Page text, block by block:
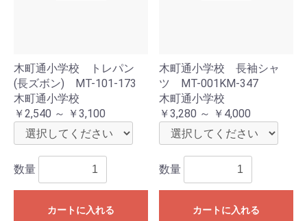
木町通小学校 トレパン
(長ズボン) MT-101-173
木町通小学校
￥2,540 ～ ￥3,100
数量
カートに入れる
木町通小学校 長袖シャ
ツ MT-001KM-347
木町通小学校
￥3,280 ～ ￥4,000
数量
カートに入れる